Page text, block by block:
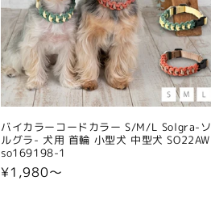
バイカラーコードカラー S/M/L Solgra-ソ
ルグラ- 犬用 首輪 小型犬 中型犬 SO22AW
so169198-1
通
¥1,980〜